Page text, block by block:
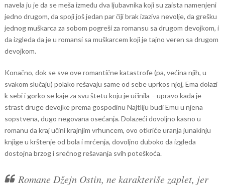
navela ju je da se meša između dva ljubavnika koji su zaista namenjeni
jedno drugom, da spoji još jedan par čiji brak izaziva nevolje, da grešku
jednog muškarca za sobom pogreši za romansu sa drugom devojkom, i
da izgleda da je u romansi sa muškarcem koji je tajno veren sa drugom
devojkom.
Konačno, dok se sve ove romantične katastrofe (pa, većina njih, u
svakom slučaju) polako rešavaju same od sebe uprkos njoj, Ema dolazi
k sebi i gorko se kaje za svu štetu koju je učinila – upravo kada je
strast druge devojke prema gospodinu Najtliju budi Emu u njena
sopstvena, dugo negovana osećanja. Dolazeći dovoljno kasno u
romanu da kraj učini krajnjim vrhuncem, ovo otkriće uranja junakinju
knjige u krštenje od bola i mrćenja, dovoljno duboko da izgleda
dostojna brzog i srećnog rešavanja svih poteškoća.
Romane Džejn Ostin, ne karakteriše zaplet, jer